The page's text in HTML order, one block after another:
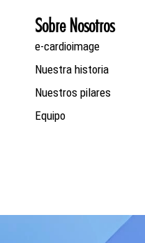
Sobre Nosotros
e-cardioimage
Nuestra historia
Nuestros pilares
Equipo